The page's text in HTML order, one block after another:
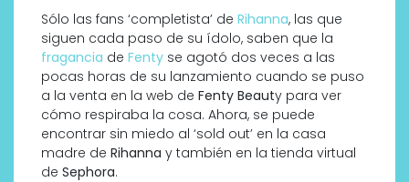
Sólo las fans ‘completista’ de Rihanna, las que
siguen cada paso de su ídolo, saben que la
fragancia de Fenty se agotó dos veces a las
pocas horas de su lanzamiento cuando se puso
a la venta en la web de Fenty Beauty para ver
cómo respiraba la cosa. Ahora, se puede
encontrar sin miedo al ‘sold out’ en la casa
madre de Rihanna y también en la tienda virtual
de Sephora.